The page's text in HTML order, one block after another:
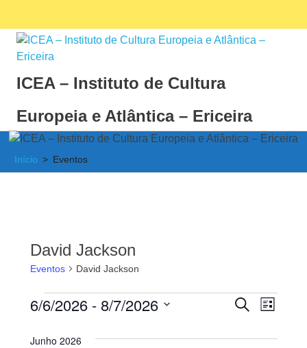
content
ICEA – Instituto de Cultura
Europeia e Atlântica – Ericeira
Instituto
Cultura
Início Eventos
David Jackson
Eventos David Jackson
Eventos
de
PESQUISAR
LISTA
6/6/2026 - 8/7/2026
a
Junho 2026